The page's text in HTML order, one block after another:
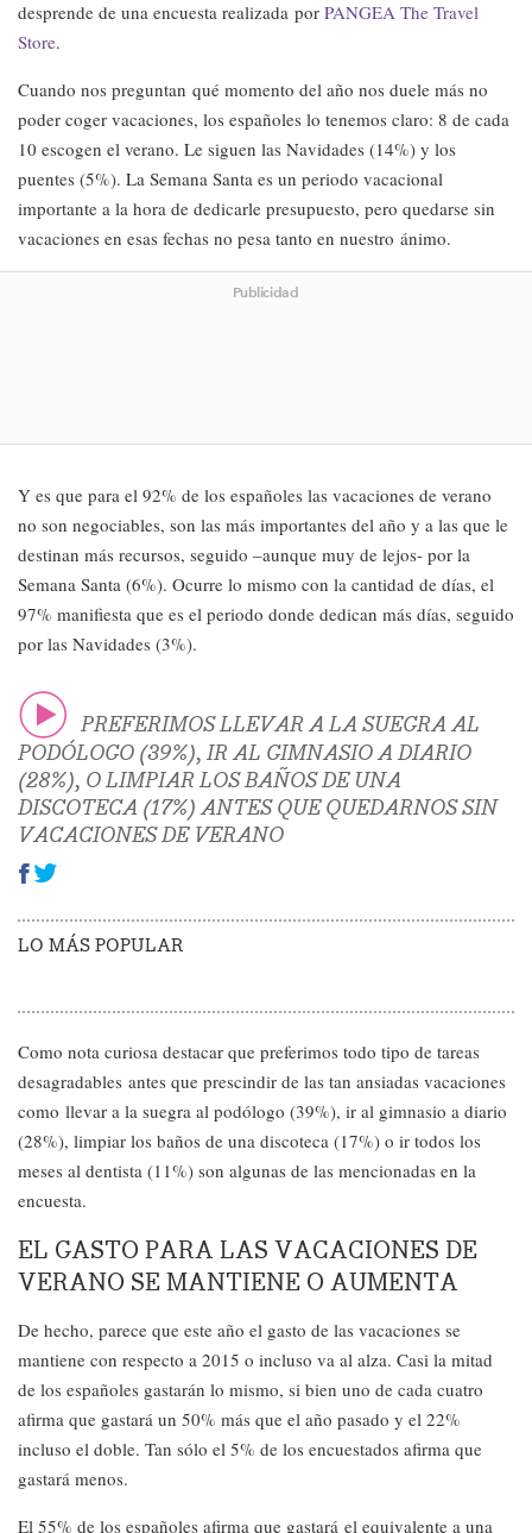
desprende de una encuesta realizada por PANGEA The Travel
Store.
Cuando nos preguntan qué momento del año nos duele más no
poder coger vacaciones, los españoles lo tenemos claro: 8 de cada
10 escogen el verano. Le siguen las Navidades (14%) y los
puentes (5%). La Semana Santa es un periodo vacacional
importante a la hora de dedicarle presupuesto, pero quedarse sin
vacaciones en esas fechas no pesa tanto en nuestro ánimo.
Publicidad
Y es que para el 92% de los españoles las vacaciones de verano
no son negociables, son las más importantes del año y a las que le
destinan más recursos, seguido –aunque muy de lejos- por la
Semana Santa (6%). Ocurre lo mismo con la cantidad de días, el
97% manifiesta que es el periodo donde dedican más días, seguido
por las Navidades (3%).
PREFERIMOS LLEVAR A LA SUEGRA AL
PODÓLOGO (39%), IR AL GIMNASIO A DIARIO
(28%), O LIMPIAR LOS BAÑOS DE UNA
DISCOTECA (17%) ANTES QUE QUEDARNOS SIN
VACACIONES DE VERANO
LO MÁS POPULAR
Como nota curiosa destacar que preferimos todo tipo de tareas
desagradables antes que prescindir de las tan ansiadas vacaciones
como llevar a la suegra al podólogo (39%), ir al gimnasio a diario
(28%), limpiar los baños de una discoteca (17%) o ir todos los
meses al dentista (11%) son algunas de las mencionadas en la
encuesta.
EL GASTO PARA LAS VACACIONES DE
VERANO SE MANTIENE O AUMENTA
De hecho, parece que este año el gasto de las vacaciones se
mantiene con respecto a 2015 o incluso va al alza. Casi la mitad
de los españoles gastarán lo mismo, si bien uno de cada cuatro
afirma que gastará un 50% más que el año pasado y el 22%
incluso el doble. Tan sólo el 5% de los encuestados afirma que
gastará menos.
El 55% de los españoles afirma que gastará el equivalente a una